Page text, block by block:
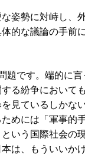
姿勢に対峙し、
的な議論の手前
題です。端的に言
る紛争において
見ているしかな
めには「軍事的
いう国際社会の
は、もういいか